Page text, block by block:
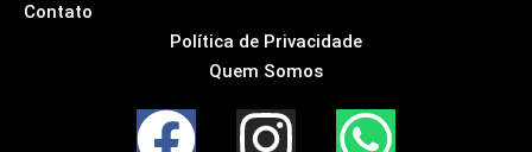
Contato
Política de Privacidade
Quem Somos